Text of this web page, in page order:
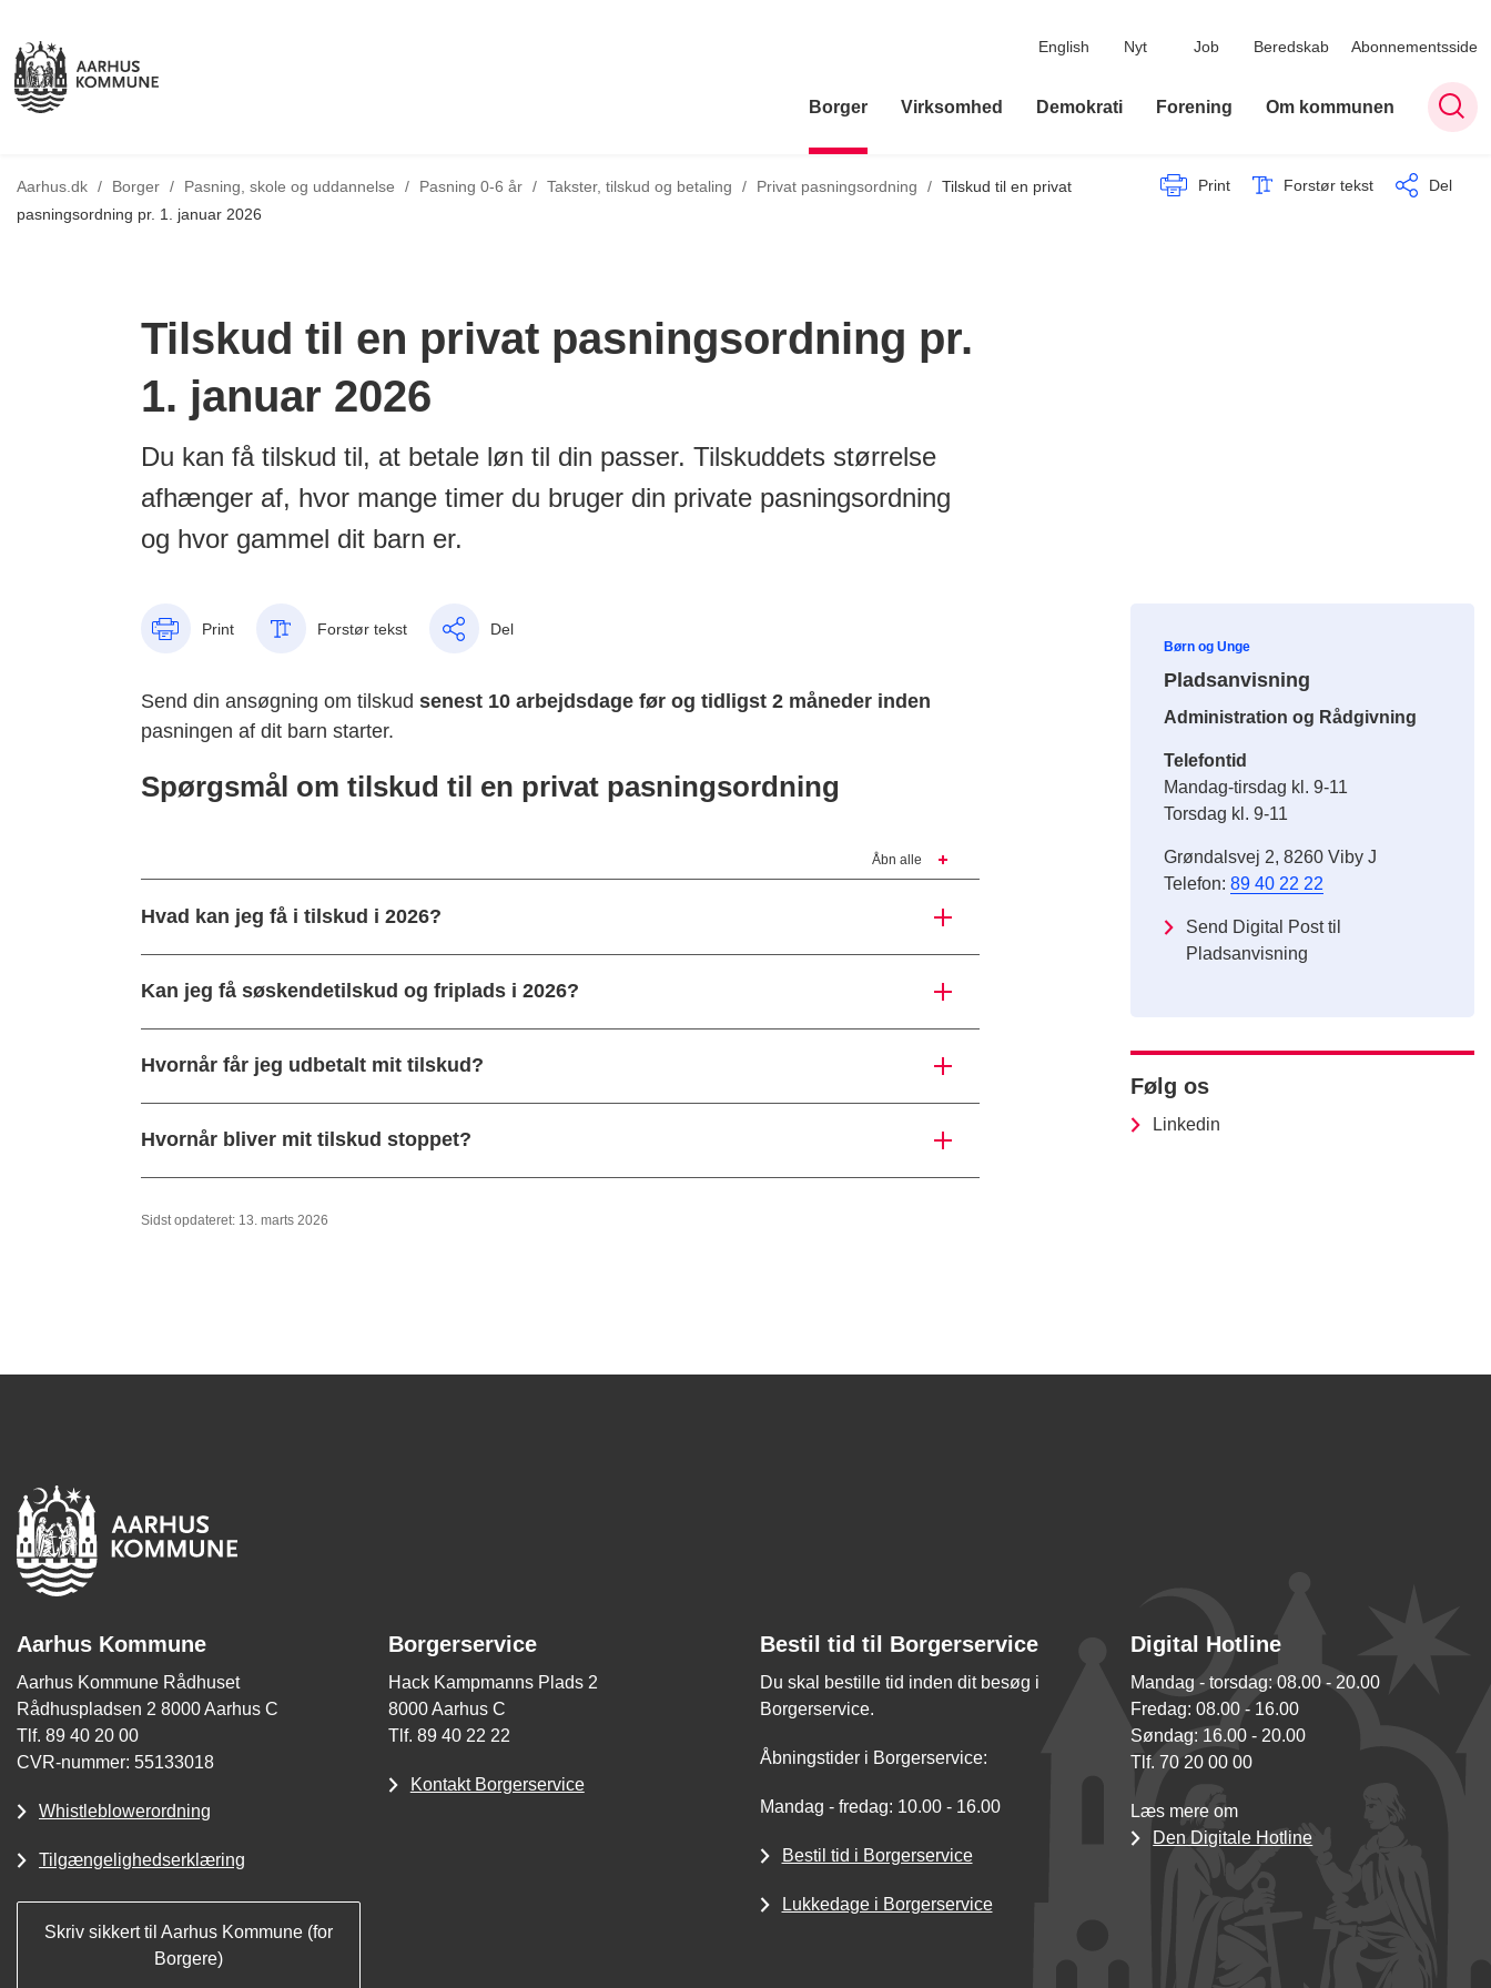
English Nyt Job Beredskab Abonnementsside
Borger Virksomhed Demokrati Forening Om kommunen
Aarhus.dk / Borger / Pasning, skole og uddannelse / Pasning 0-6 år / Takster, tilskud og betaling / Tilbage til
Privat pasningsordning / Tilskud til en privat
pasningsordning pr. 1. januar 2026
Print Forstør tekst Del
Tilskud til en privat pasningsordning pr.
1. januar 2026
Du kan få tilskud til, at betale løn til din passer. Tilskuddets størrelse
afhænger af, hvor mange timer du bruger din private pasningsordning
og hvor gammel dit barn er.
Print Forstør tekst Del
Send din ansøgning om tilskud senest 10 arbejdsdage før og tidligst 2 måneder inden
pasningen af dit barn starter.
Spørgsmål om tilskud til en privat pasningsordning
Åbn alle
Hvad kan jeg få i tilskud i 2026?
Kan jeg få søskendetilskud og friplads i 2026?
Hvornår får jeg udbetalt mit tilskud?
Hvornår bliver mit tilskud stoppet?
Børn og Unge
Pladsanvisning
Administration og Rådgivning
Telefontid
Mandag-tirsdag kl. 9-11
Torsdag kl. 9-11
Grøndalsvej 2, 8260 Viby J
Telefon:89 40 22 22
Send Digital Post til
Pladsanvisning
Følg os
Linkedin
Sidst opdateret: 13. marts 2026
Aarhus Kommune
Aarhus Kommune Rådhuset
Rådhuspladsen 2 8000 Aarhus C
Tlf. 89 40 20 00
CVR-nummer: 55133018
Whistleblowerordning
Tilgængelighedserklæring
Skriv sikkert til Aarhus Kommune (for
Borgere)
Borgerservice
Hack Kampmanns Plads 2
8000 Aarhus C
Tlf. 89 40 22 22
Kontakt Borgerservice
Bestil tid til Borgerservice
Du skal bestille tid inden dit besøg i
Borgerservice.
Åbningstider i Borgerservice:
Mandag - fredag: 10.00 - 16.00
Bestil tid i Borgerservice
Lukkedage i Borgerservice
Digital Hotline
Mandag - torsdag: 08.00 - 20.00
Fredag: 08.00 - 16.00
Søndag: 16.00 - 20.00
Tlf. 70 20 00 00
Læs mere om
Den Digitale Hotline